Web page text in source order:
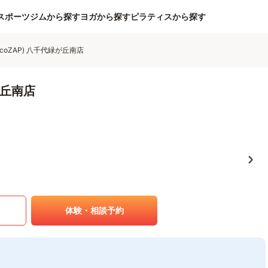
ポーツジムから探すヨガから探すピラティスから探す
八千代緑が丘南店
南店
体験・相談予約